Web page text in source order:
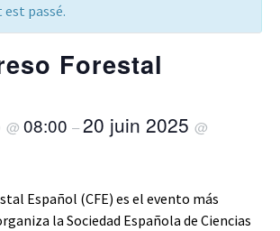
passé.
Forestal
@ 08:00 – 20 juin 2025 @
Español (CFE) es el evento más
la Sociedad Española de Ciencias